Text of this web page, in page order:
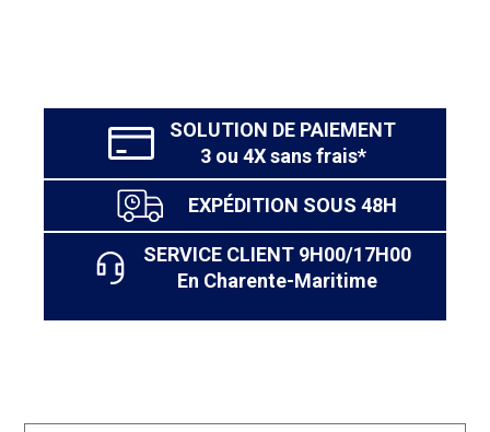
SOLUTION DE PAIEMENT
3 ou 4X sans frais*
EXPÉDITION SOUS 48H
SERVICE CLIENT 9H00/17H00
En Charente-Maritime